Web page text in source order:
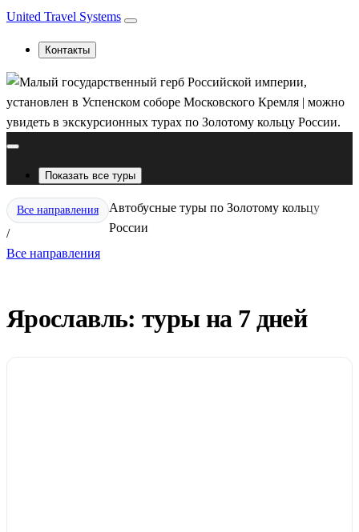
United Travel Systems
Контакты
Показать все туры
Все направления
/
Автобусные туры по Золотому кольцу
России
Все направления
Ярославль: туры на 7 дней